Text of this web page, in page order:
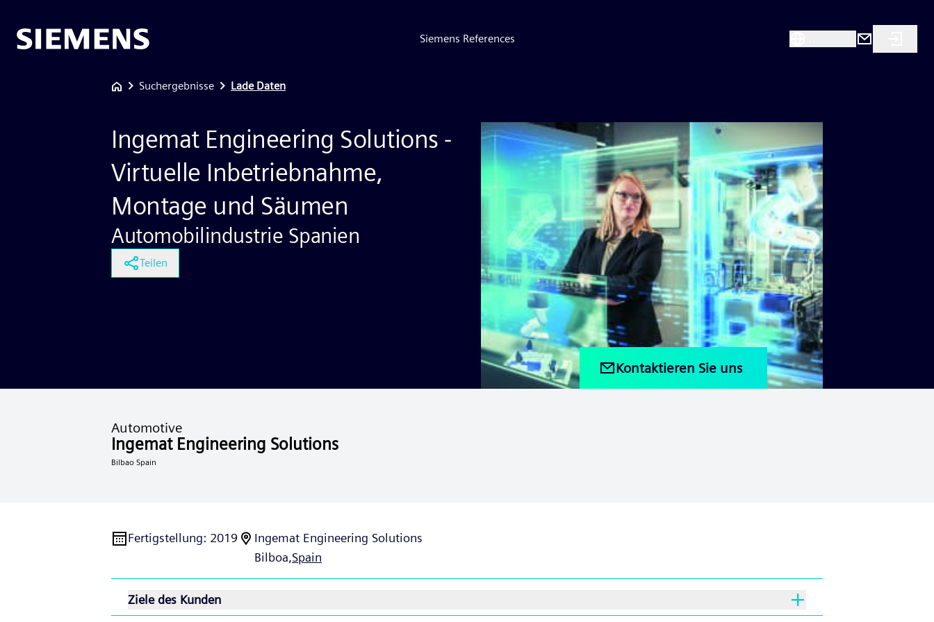
Siemens References
Suchergebnisse Lade Daten
Ingemat Engineering Solutions -
Virtuelle Inbetriebnahme,
Montage und Säumen
Automobilindustrie Spanien
Teilen
Kontaktieren Sie uns
Automotive
Ingemat Engineering Solutions
Bilbao Spain
Fertigstellung: 2019
Ingemat Engineering Solutions
Bilboa,Spain
Ziele des Kunden